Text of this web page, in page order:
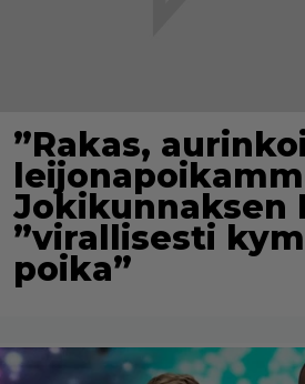
”Rakas,
Jokikunnaksen
”virallisesti
poika”